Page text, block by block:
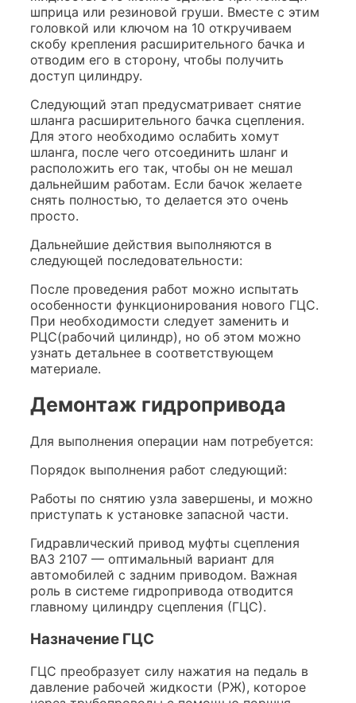
шприца или резиновой груши. Вместе с этим
головкой или ключом на 10 откручиваем
скобу крепления расширительного бачка и
отводим его в сторону, чтобы получить
доступ цилиндру.
Следующий этап предусматривает снятие
шланга расширительного бачка сцепления.
Для этого необходимо ослабить хомут
шланга, после чего отсоединить шланг и
расположить его так, чтобы он не мешал
дальнейшим работам. Если бачок желаете
снять полностью, то делается это очень
просто.
Дальнейшие действия выполняются в
следующей последовательности:
После проведения работ можно испытать
особенности функционирования нового ГЦС.
При необходимости следует заменить и
РЦС(рабочий цилиндр), но об этом можно
узнать детальнее в соответствующем
материале.
Демонтаж гидропривода
Для выполнения операции нам потребуется:
Порядок выполнения работ следующий:
Работы по снятию узла завершены, и можно
приступать к установке запасной части.
Гидравлический привод муфты сцепления
ВАЗ 2107 — оптимальный вариант для
автомобилей с задним приводом. Важная
роль в системе гидропривода отводится
главному цилиндру сцепления (ГЦС).
Назначение ГЦС
ГЦС преобразует силу нажатия на педаль в
давление рабочей жидкости (РЖ), которое